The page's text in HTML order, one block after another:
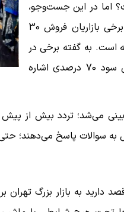
اما در این جست‌وجو،
حال خوشی یافت نشد. طبق اظهارات برخی بازاریان فروش 30
به گفته برخی در
حدود 50 درصد و برخی دیگر به کاهش سود 70 درصدی اشاره
می‌شد؛ تردد بیش از
به سوالات پاسخ می‌دهند؛
در این روزهای باقیمانده سال 1401 قصد